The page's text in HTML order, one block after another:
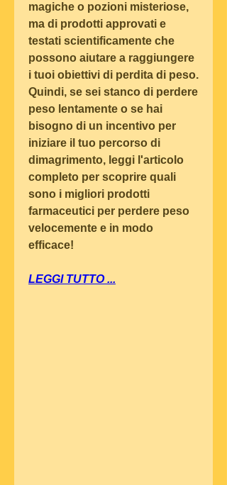
magiche o pozioni misteriose,
ma di prodotti approvati e
testati scientificamente che
possono aiutare a raggiungere
i tuoi obiettivi di perdita di peso.
Quindi, se sei stanco di perdere
peso lentamente o se hai
bisogno di un incentivo per
iniziare il tuo percorso di
dimagrimento, leggi l'articolo
completo per scoprire quali
sono i migliori prodotti
farmaceutici per perdere peso
velocemente e in modo
efficace!
LEGGI TUTTO ...